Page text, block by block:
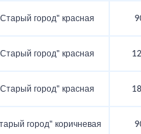
город" красная
город" красная
город" красная
город" коричневая